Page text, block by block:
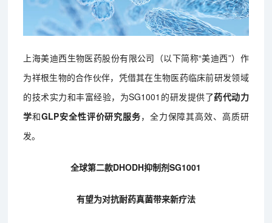
上海美迪西生物医药股份有限公司（以下简称“美迪西”）作
为祥根生物的合作伙伴，凭借其在生物医药临床前研发领域
的技术实力和丰富经验，为SG1001的研发提供了药代动力
学和GLP安全性评价研究服务，全力保障其高效、高质研
发。
全球第二款DHODH抑制剂SG1001
有望为对抗耐药真菌带来新疗法